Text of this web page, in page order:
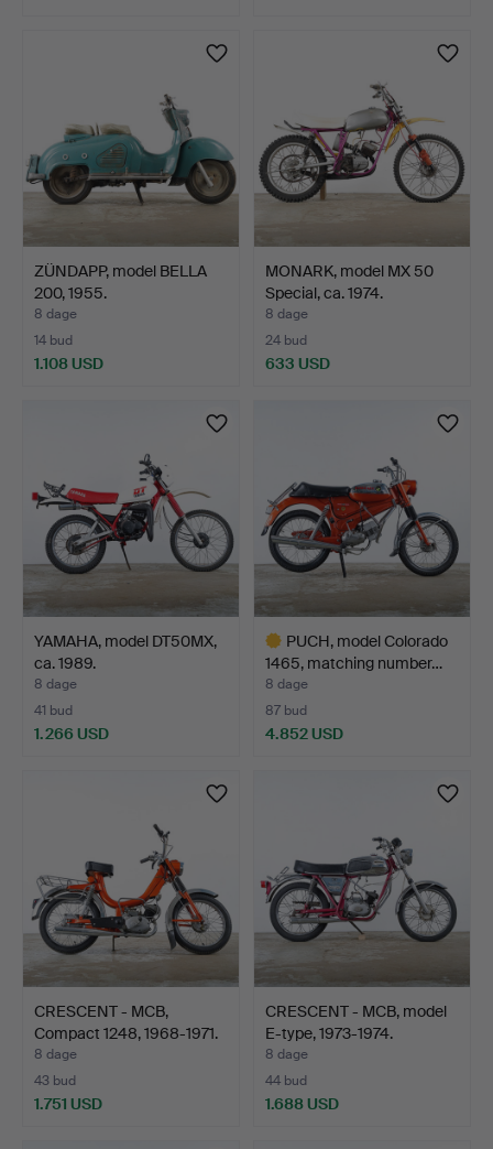
ZÜNDAPP, model BELLA
200, 1955.
8 dage
14 bud
1.108 USD
MONARK, model MX 50
Special, ca. 1974.
8 dage
24 bud
633 USD
YAMAHA, model DT50MX,
ca. 1989.
8 dage
41 bud
1.266 USD
PUCH, model Colorado
1465, matching number…
8 dage
87 bud
4.852 USD
CRESCENT - MCB,
Compact 1248, 1968-1971.
8 dage
43 bud
1.751 USD
CRESCENT - MCB, model
E-type, 1973-1974.
8 dage
44 bud
1.688 USD